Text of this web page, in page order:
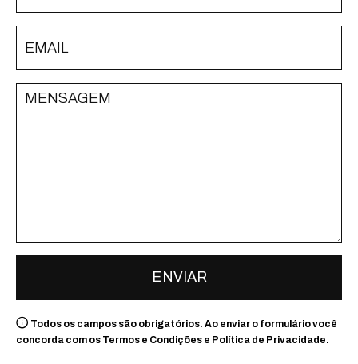
ENVIAR
Todos os campos são obrigatórios. Ao enviar o formulário você
concorda com os Termos e Condições e Política de Privacidade.